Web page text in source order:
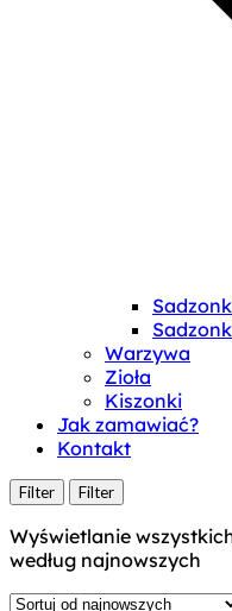
Warzywa
Zioła
Kiszonki
Jak zamawiać?
Kontakt
Filter Filter
Wyświetlanie
według najnowszych